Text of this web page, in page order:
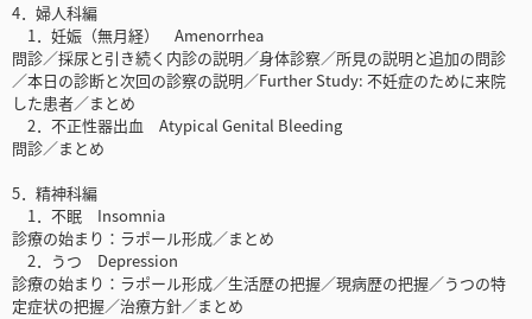
4．婦人科編
1．妊娠（無月経） Amenorrhea
問診／採尿と引き続く内診の説明／身体診察／所見の説明と追加の問診
／本日の診断と次回の診察の説明／Further Study: 不妊症のために来院
した患者／まとめ
2．不正性器出血 Atypical Genital Bleeding
問診／まとめ
5．精神科編
1．不眠 Insomnia
診療の始まり：ラポール形成／まとめ
2．うつ Depression
診療の始まり：ラポール形成／生活歴の把握／現病歴の把握／うつの特
定症状の把握／治療方針／まとめ